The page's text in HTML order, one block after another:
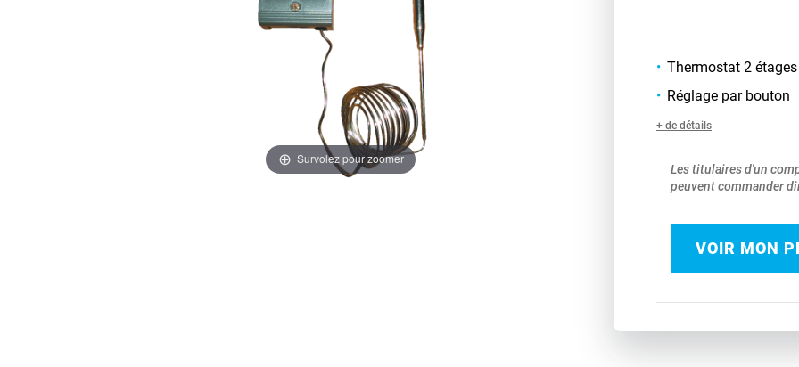
Survolez pour zoomer
Thermostat 2
Réglage par bouton
+ de détails
Les titulaires d'un
peuvent commander
VOIR MON